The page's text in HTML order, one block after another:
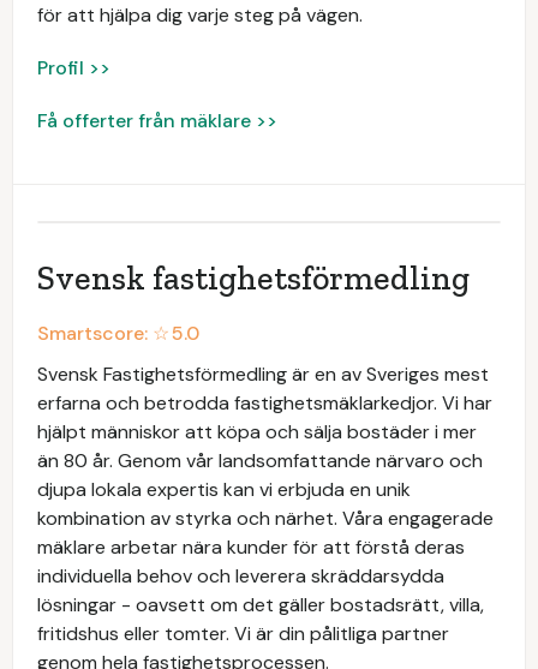
för att hjälpa dig varje steg på vägen.
Profil >>
Få offerter från mäklare >>
Svensk fastighetsförmedling
Smartscore: ☆5.0
Svensk Fastighetsförmedling är en av Sveriges mest
erfarna och betrodda fastighetsmäklarkedjor. Vi har
hjälpt människor att köpa och sälja bostäder i mer
än 80 år. Genom vår landsomfattande närvaro och
djupa lokala expertis kan vi erbjuda en unik
kombination av styrka och närhet. Våra engagerade
mäklare arbetar nära kunder för att förstå deras
individuella behov och leverera skräddarsydda
lösningar - oavsett om det gäller bostadsrätt, villa,
fritidshus eller tomter. Vi är din pålitliga partner
genom hela fastighetsprocessen.